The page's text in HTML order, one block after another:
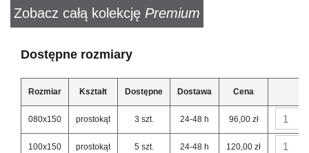
Zobacz całą kolekcję Premium
Dostępne rozmiary
Rozmiar Kształt Dostępne Dostawa Cena
080x150 prostokąt 3 szt. 24-48 h 96,00 zł
100x150 prostokąt 5 szt. 24-48 h 120,00 zł